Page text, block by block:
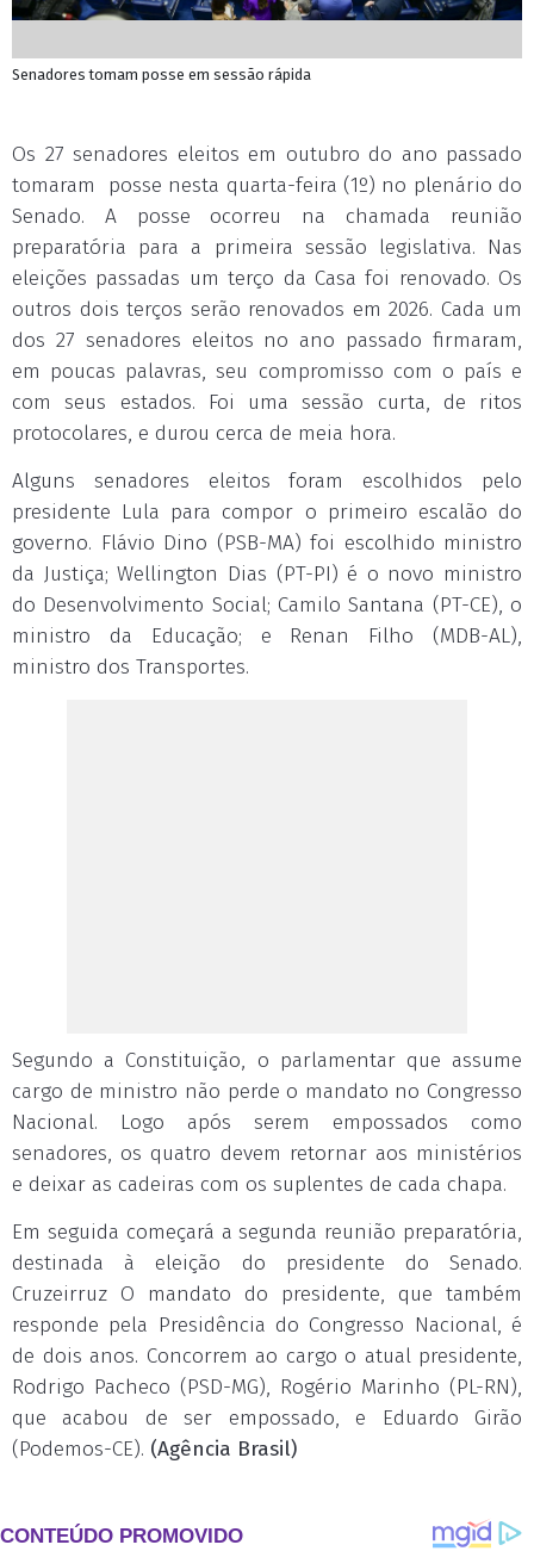
Senadores tomam posse em sessão rápida
Os 27 senadores eleitos em outubro do ano passado
tomaram posse nesta quarta-feira (1º) no plenário do
Senado. A posse ocorreu na chamada reunião
preparatória para a primeira sessão legislativa. Nas
eleições passadas um terço da Casa foi renovado. Os
outros dois terços serão renovados em 2026. Cada um
dos 27 senadores eleitos no ano passado firmaram,
em poucas palavras, seu compromisso com o país e
com seus estados. Foi uma sessão curta, de ritos
protocolares, e durou cerca de meia hora.
Alguns senadores eleitos foram escolhidos pelo
presidente Lula para compor o primeiro escalão do
governo. Flávio Dino (PSB-MA) foi escolhido ministro
da Justiça; Wellington Dias (PT-PI) é o novo ministro
do Desenvolvimento Social; Camilo Santana (PT-CE), o
ministro da Educação; e Renan Filho (MDB-AL),
ministro dos Transportes.
Segundo a Constituição, o parlamentar que assume
cargo de ministro não perde o mandato no Congresso
Nacional. Logo após serem empossados como
senadores, os quatro devem retornar aos ministérios
e deixar as cadeiras com os suplentes de cada chapa.
Em seguida começará a segunda reunião preparatória,
destinada à eleição do presidente do Senado.
Cruzeirruz O mandato do presidente, que também
responde pela Presidência do Congresso Nacional, é
de dois anos. Concorrem ao cargo o atual presidente,
Rodrigo Pacheco (PSD-MG), Rogério Marinho (PL-RN),
que acabou de ser empossado, e Eduardo Girão
(Podemos-CE). (Agência Brasil)